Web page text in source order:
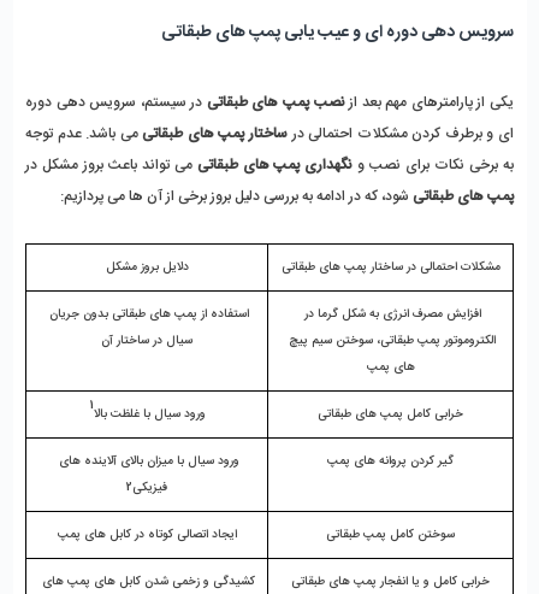
سرویس دهی دوره ای و عیب یابی پمپ های طبقاتی
یکی از پارامترهای مهم بعد از نصب پمپ های طبقاتی
ای و برطرف کردن مشکلات احتمالی در ساختار پمپ های طبقاتی
به برخی نکات برای نصب و نگهداری پمپ های طبقاتی می تواند باعث بروز مشکل در
پمپ های طبقاتی شود، که در ادامه به بررسی دلیل بروز برخی از آن ها می پردازیم:
مشکلات احتمالی در ساختار پمپ های طبقاتی دلایل بروز مشکل
های پمپ
سیال در ساختار آن
خرابی کامل پمپ های طبقاتی ورود سیال با غلظت بالا1
گیر کردن پروانه های پمپ
فیزیکی2
سوختن کامل پمپ طبقاتی ایجاد اتصالی کوتاه در کابل های پمپ
خرابی کامل و یا انفجار پمپ های طبقاتی